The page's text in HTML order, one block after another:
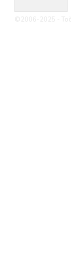
©2006-2025 -